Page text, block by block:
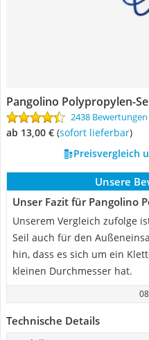
Pangolino Polypropylen-
2438 Bewertungen
ab 13,00 € ( Sofort lieferbar)
Preisvergleich
Unsere
Unser Fazit für Pangolino
Unserem Vergleich zufolge
Seil auch für den
hin, dass es sich um ein
kleinen Durchmesser hat.
Technische Details